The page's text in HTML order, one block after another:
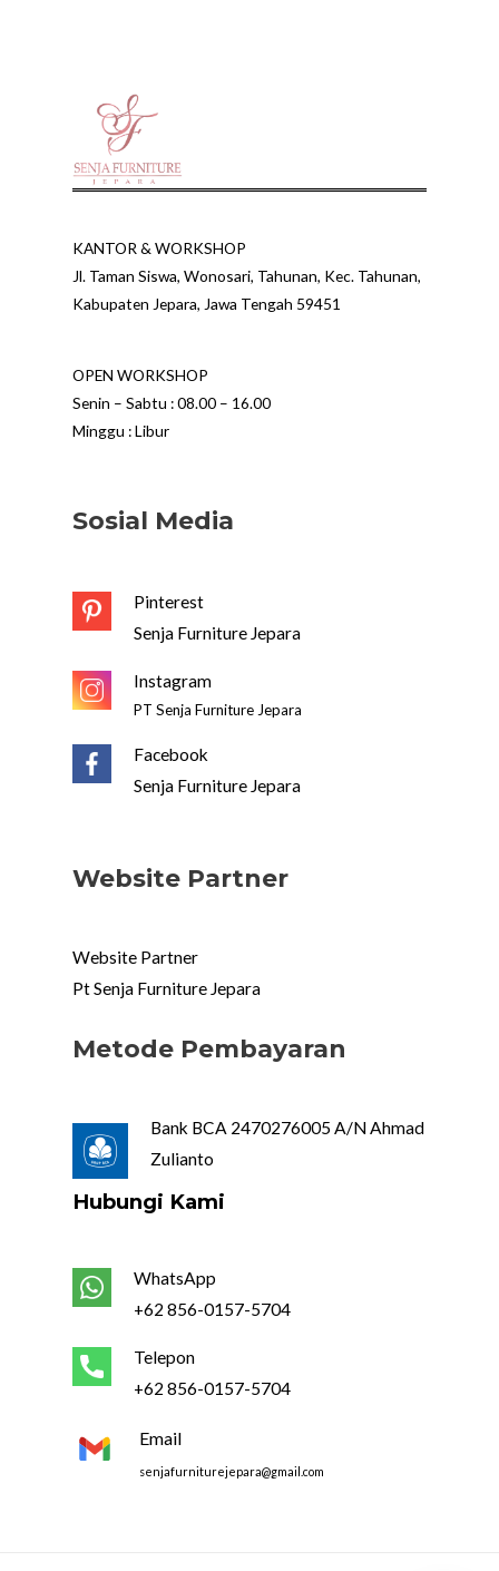
KANTOR & WORKSHOP
Jl. Taman Siswa, Wonosari, Tahunan, Kec. Tahunan,
Kabupaten Jepara, Jawa Tengah 59451
OPEN WORKSHOP
Senin – Sabtu : 08.00 – 16.00
Minggu : Libur
Sosial Media
Pinterest
Senja Furniture Jepara
Instagram
PT Senja Furniture Jepara
Facebook
Senja Furniture Jepara
Website Partner
Website Partner
Pt Senja Furniture Jepara
Metode Pembayaran
Bank BCA 2470276005 A/N Ahmad
Zulianto
Hubungi Kami
WhatsApp
+62 856-0157-5704
Telepon
+62 856-0157-5704
Email
senjafurniturejepara@gmail.com